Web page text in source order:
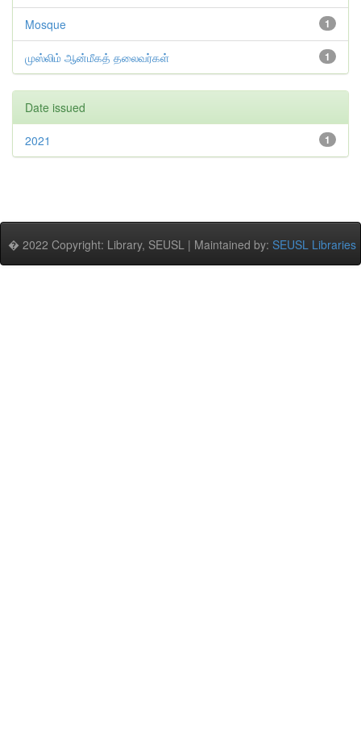
1
Mosque
1
முஸ்லிம் ஆன்மீகத் தலைவர்கள்
Date issued
1
2021
� 2022 Copyright: Library, SEUSL | Maintained by: SEUSL Libraries